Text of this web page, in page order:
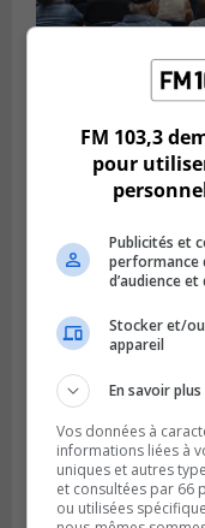
Publié le 3 août 2026 à
Le Livre bleu
Longueuil
LA PRAIRIE
FM 103,3
pour
Publicités et
performance
d’audience
Stocker et/
appareil
En savoir plus
Vos données à
informations liées à
uniques et autres
et consultées par 66
ou utilisées